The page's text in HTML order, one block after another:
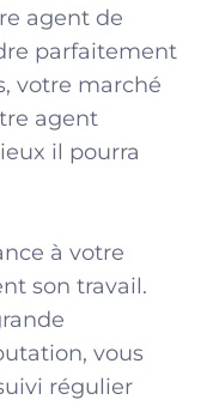
agent de
parfaitement
votre marché
agent
il pourra
à votre
son travail.
vous
régulier